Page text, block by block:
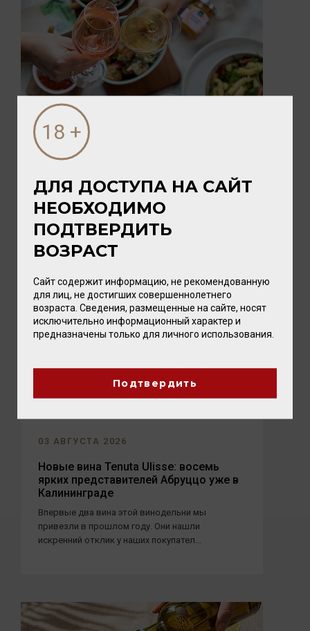
05 АВГУСТА 2026
ПИКНИК с vomFASS и Вайтнауэр-
Лето — время, когда хочется замедлиться,
выбраться на природу и разделить радость с
близкими. А чтобы это...
03 АВГУСТА 2026
Новые вина Tenuta Ulisse: восемь
ярких представителей Абруццо уже в
Калининграде
Впервые два вина этой винодельни мы
привезли в прошлом году. Они нашли
искренний отклик у наших покупател...
ДЛЯ ДОСТУПА НА САЙТ
НЕОБХОДИМО
ПОДТВЕРДИТЬ
ВОЗРАСТ
Сайт содержит информацию, не рекомендованную
для лиц, не достигших совершеннолетнего
возраста. Сведения, размещенные на сайте, носят
исключительно информационный характер и
предназначены только для личного использования.
Подтвердить